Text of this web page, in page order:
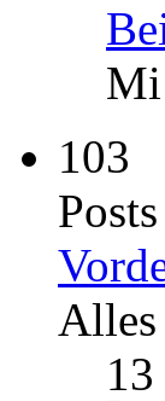
Mi
103
Posts
Alles
13